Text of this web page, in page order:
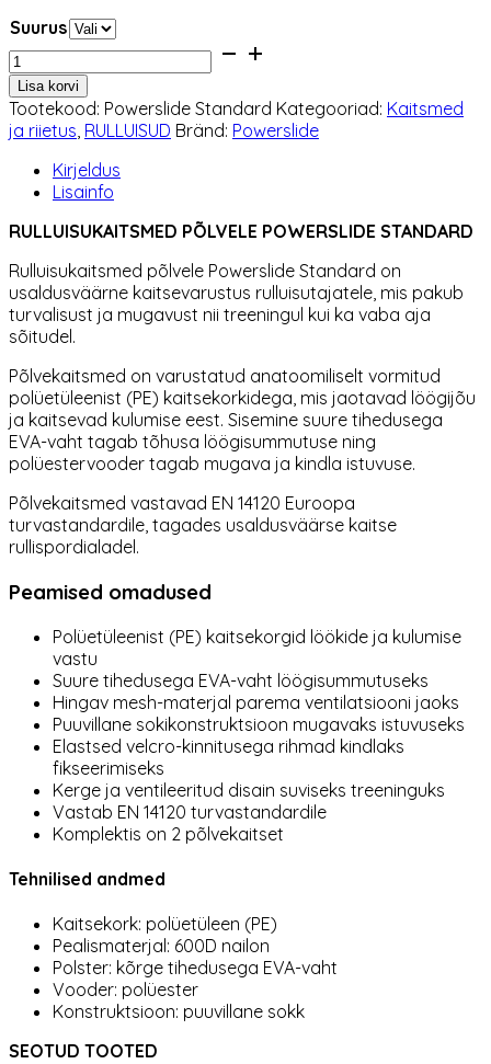
Suurus
Rulluisukaitsmed
põlvele
Powerslide
Standard
kogus
Lisa korvi
Tootekood: Powerslide Standard Kategooriad: Kaitsmed
ja riietus, RULLUISUD Bränd: Powerslide
Kirjeldus
Lisainfo
RULLUISUKAITSMED PÕLVELE POWERSLIDE STANDARD
Rulluisukaitsmed põlvele Powerslide Standard on
usaldusväärne kaitsevarustus rulluisutajatele, mis pakub
turvalisust ja mugavust nii treeningul kui ka vaba aja
sõitudel.
Põlvekaitsmed on varustatud anatoomiliselt vormitud
polüetüleenist (PE) kaitsekorkidega, mis jaotavad löögijõu
ja kaitsevad kulumise eest. Sisemine suure tihedusega
EVA-vaht tagab tõhusa löögisummutuse ning
polüestervooder tagab mugava ja kindla istuvuse.
Põlvekaitsmed vastavad EN 14120 Euroopa
turvastandardile, tagades usaldusväärse kaitse
rullispordialadel.
Peamised omadused
Polüetüleenist (PE) kaitsekorgid löökide ja kulumise
vastu
Suure tihedusega EVA-vaht löögisummutuseks
Hingav mesh-materjal parema ventilatsiooni jaoks
Puuvillane sokikonstruktsioon mugavaks istuvuseks
Elastsed velcro-kinnitusega rihmad kindlaks
fikseerimiseks
Kerge ja ventileeritud disain suviseks treeninguks
Vastab EN 14120 turvastandardile
Komplektis on 2 põlvekaitset
Tehnilised andmed
Kaitsekork: polüetüleen (PE)
Pealismaterjal: 600D nailon
Polster: kõrge tihedusega EVA-vaht
Vooder: polüester
Konstruktsioon: puuvillane sokk
SEOTUD TOOTED